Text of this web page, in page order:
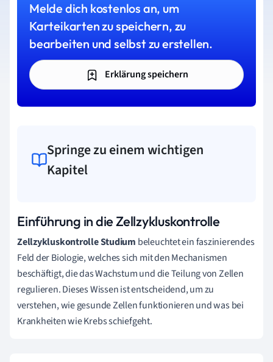
Melde dich kostenlos an, um
Karteikarten zu speichern, zu
bearbeiten und selbst zu erstellen.
Erklärung speichern
Springe zu einem wichtigen
Kapitel
Einführung in die Zellzykluskontrolle
Zellzykluskontrolle Studium beleuchtet ein faszinierendes
Feld der Biologie, welches sich mit den Mechanismen
beschäftigt, die das Wachstum und die Teilung von Zellen
regulieren. Dieses Wissen ist entscheidend, um zu
verstehen, wie gesunde Zellen funktionieren und was bei
Krankheiten wie Krebs schiefgeht.